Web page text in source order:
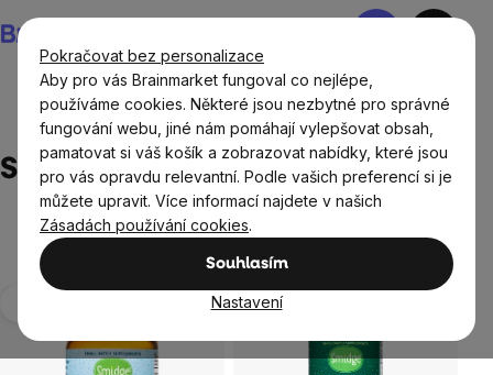
Pokračovat bez personalizace
Aby pro vás Brainmarket fungoval co nejlépe,
používáme cookies. Některé jsou nezbytné pro správné
fungování webu, jiné nám pomáhají vylepšovat obsah,
pamatovat si váš košík a zobrazovat nabídky, které jsou
pro vás opravdu relevantní. Podle vašich preferencí si je
můžete upravit. Více informací najdete v našich
Zásadách používání cookies.
Souhlasím
Nastavení
na
obsah
Nákupní
Prodávané značky Smidge
Smidge
produktů